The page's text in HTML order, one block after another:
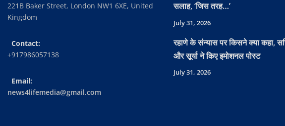
221B Baker Street, London NW1 6XE, United
Kingdom
Contact:
+917986057138
Email:
news4lifemedia@gmail.com
सलाह, ‘जिस तरह…’
July 31, 2026
रहाणे के संन्यास पर किसने क्या कहा,
और सूर्या ने किए इमोशनल पोस्ट
July 31, 2026